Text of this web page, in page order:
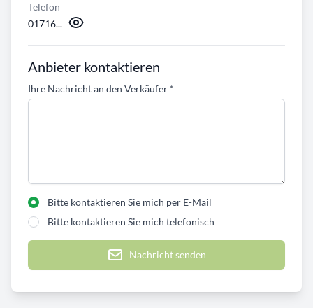
Telefon
01716...
Anbieter kontaktieren
Ihre Nachricht an den Verkäufer *
Bitte kontaktieren Sie mich per E-Mail
Bitte kontaktieren Sie mich telefonisch
Nachricht senden